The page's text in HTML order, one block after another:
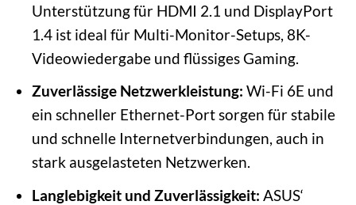
Unterstützung für HDMI 2.1 und DisplayPort
1.4 ist ideal für Multi-Monitor-Setups, 8K-
Videowiedergabe und flüssiges Gaming.
Zuverlässige Netzwerkleistung: Wi-Fi 6E und
ein schneller Ethernet-Port sorgen für stabile
und schnelle Internetverbindungen, auch in
stark ausgelasteten Netzwerken.
Langlebigkeit und Zuverlässigkeit: ASUS‘